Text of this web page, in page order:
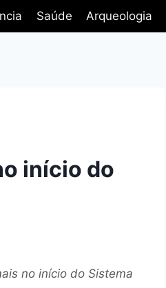
Saúde Arqueologia
início do
no início do Sistema